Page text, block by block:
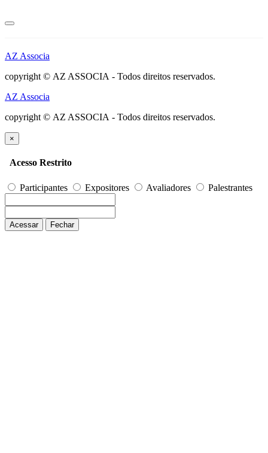
AZ Associa
copyright © AZ ASSOCIA - Todos direitos reservados.
AZ Associa
copyright © AZ ASSOCIA - Todos direitos reservados.
×
Acesso Restrito
Participantes Expositores Avaliadores Palestrantes
Acessar Fechar